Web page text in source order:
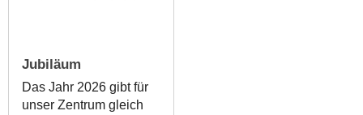
Jubiläum
Das Jahr 2026 gibt für
unser Zentrum gleich